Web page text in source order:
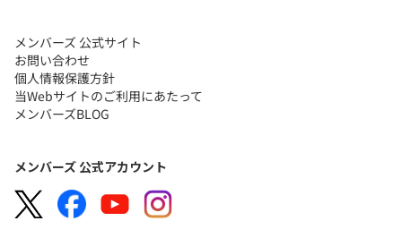
メンバーズ 公式サイト
お問い合わせ
個人情報保護方針
当Webサイトのご利用にあたって
メンバーズBLOG
メンバーズ 公式アカウント